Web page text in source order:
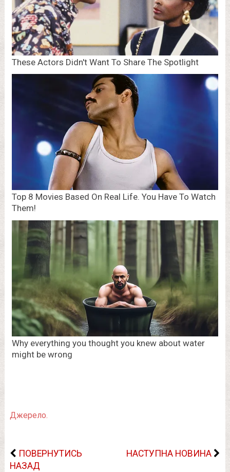
Джерело.
ПОВЕРНУТИСЬ
НАЗАД
НАСТУПНА НОВИНА